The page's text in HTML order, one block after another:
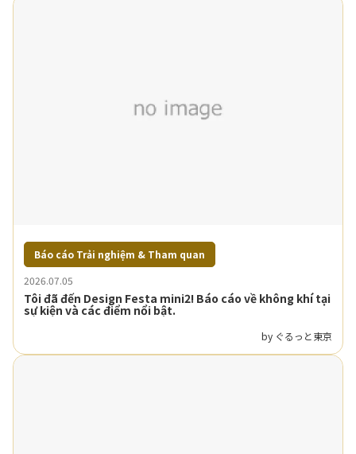
Báo cáo Trải nghiệm & Tham quan
2026.07.05
Tôi đã đến Design Festa mini2! Báo cáo về không khí tại
sự kiện và các điểm nổi bật.
by ぐるっと東京